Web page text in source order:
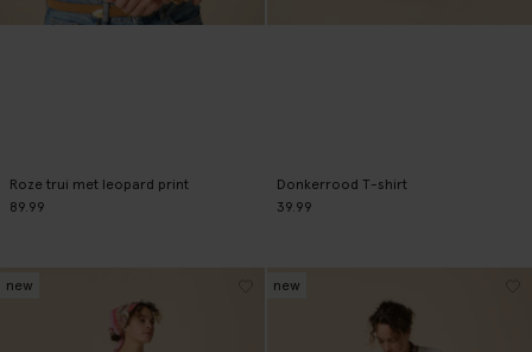
Roze trui met leopard print
89.99
Donkerrood T-shirt
39.99
new new